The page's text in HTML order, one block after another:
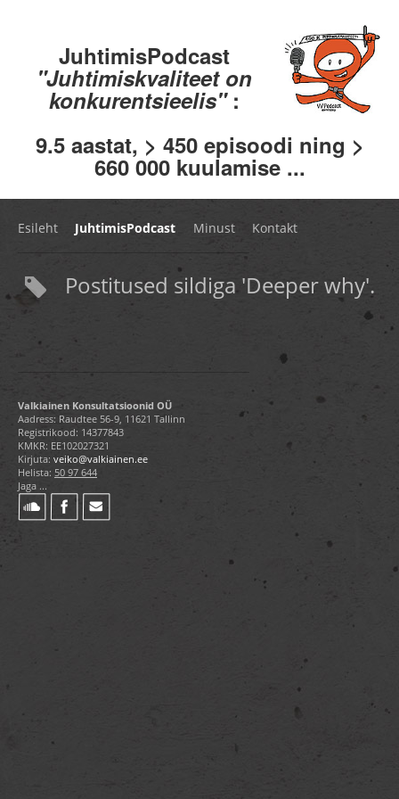
JuhtimisPodcast
"Juhtimiskvaliteet on
konkurentsieelis" :
9.5 aastat, > 450 episoodi ning >
660 000 kuulamise ...
Esileht JuhtimisPodcast Minust Kontakt
Postitused sildiga 'Deeper why'.
Valkiainen Konsultatsioonid OÜ
Aadress: Raudtee 56-9, 11621 Tallinn
Registrikood: 14377843
KMKR: EE102027321
Kirjuta: veiko@valkiainen.ee
Helista: 50 97 644
Jaga ...